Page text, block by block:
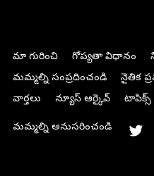
మా గురించి గోప్యతా విధానం
మమ్మల్ని సంప్రదించండి
నైతిక
వార్తలు
న్యూస్ ఆర్కైవ్ టాపిక్స్
మమ్మల్ని అనుసరించండి